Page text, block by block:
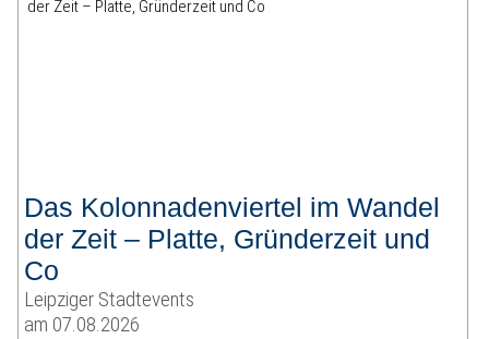
Das Kolonnadenviertel im Wandel
der Zeit – Platte, Gründerzeit und
Co
Leipziger Stadtevents
am 07.08.2026